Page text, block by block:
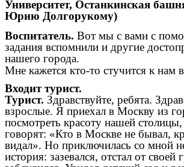
Университет, Останкинская
Юрию Долгорукому)
Воспитатель. Вот мы с вами с
задания вспомнили и другие
нашего города.
Мне кажется кто-то стучится к нам
Входит турист.
Турист. Здравствуйте, ребята.
взрослые. Я приехал в Москву из
посмотреть красоту нашей
говорят: «Кто в Москве не бывал,
видал». Но приключилась со мной
история: зазевался, отстал от своей